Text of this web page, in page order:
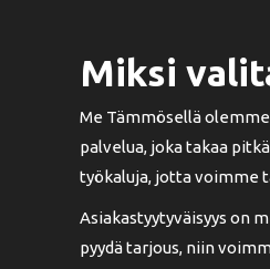
Miksi
Me Tämmösellä
palvelua, joka takaa
työkaluja, jotta voimme
Asiakastyytyväisyys on
pyydä tarjous, niin